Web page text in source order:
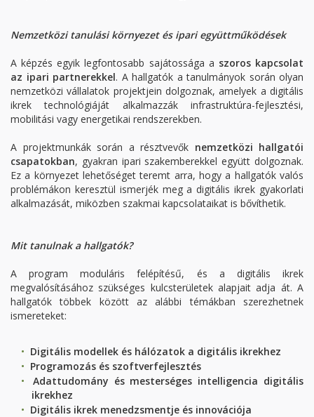
Nemzetközi tanulási környezet és ipari együttműködések
A képzés egyik legfontosabb sajátossága a szoros kapcsolat
az ipari partnerekkel. A hallgatók a tanulmányok során olyan
nemzetközi vállalatok projektjein dolgoznak, amelyek a digitális
ikrek technológiáját alkalmazzák infrastruktúra-fejlesztési,
mobilitási vagy energetikai rendszerekben.
A projektmunkák során a résztvevők nemzetközi hallgatói
csapatokban, gyakran ipari szakemberekkel együtt dolgoznak.
Ez a környezet lehetőséget teremt arra, hogy a hallgatók valós
problémákon keresztül ismerjék meg a digitális ikrek gyakorlati
alkalmazását, miközben szakmai kapcsolataikat is bővíthetik.
Mit tanulnak a hallgatók?
A program moduláris felépítésű, és a digitális ikrek
megvalósításához szükséges kulcsterületek alapjait adja át. A
hallgatók többek között az alábbi témákban szerezhetnek
ismereteket:
Digitális modellek és hálózatok a digitális ikrekhez
Programozás és szoftverfejlesztés
Adattudomány és mesterséges intelligencia digitális
ikrekhez
Digitális ikrek menedzsmentje és innovációja